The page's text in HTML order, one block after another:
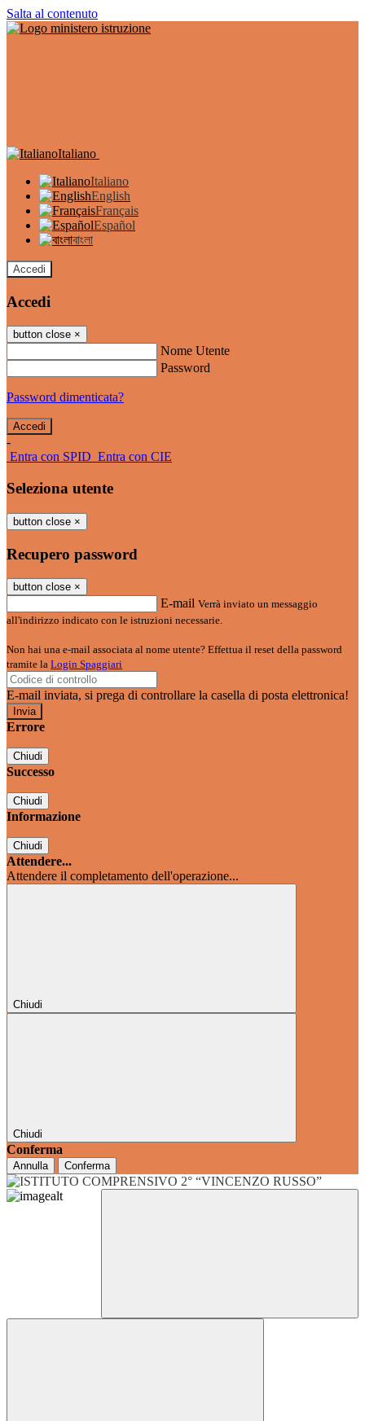
Salta al contenuto
Italiano
Italiano
English
Français
Español
বাংলা
Accedi
Accedi
button close ×
Nome Utente
Password
Password dimenticata?
-
Entra con SPID Entra con CIE
Seleziona utente
button close ×
Recupero password
button close ×
E-mail Verrà inviato un messaggio
all'indirizzo indicato con le istruzioni necessarie.
Non hai una e-mail associata al nome utente? Effettua il reset della password
tramite la Login Spaggiari
E-mail inviata, si prega di controllare la casella di posta elettronica!
Errore
Chiudi
Successo
Chiudi
Informazione
Chiudi
Attendere...
Attendere il completamento dell'operazione...
Chiudi
Chiudi
Conferma
Annulla Conferma